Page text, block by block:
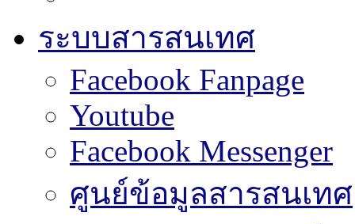
ระบบสารสนเทศ
Facebook Fanpage
Youtube
Facebook Messenger
ศูนย์ข้อมูลสารสนเทศ